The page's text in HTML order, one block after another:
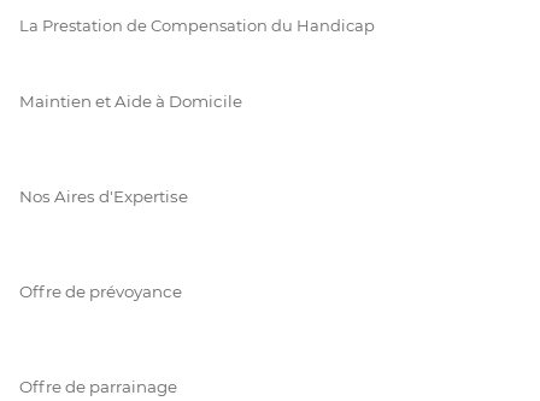
La Prestation de Compensation du Handicap
Maintien et Aide à Domicile
Nos Aires d'Expertise
Offre de prévoyance
Offre de parrainage